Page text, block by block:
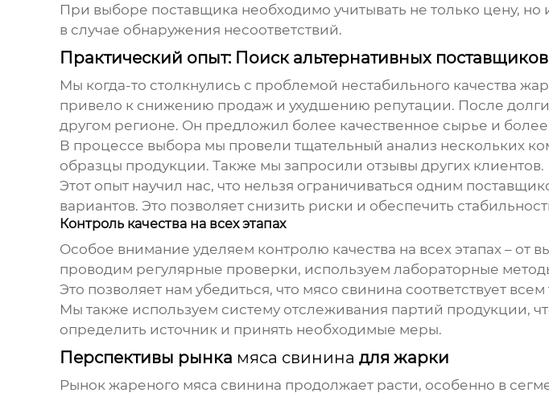
При выборе поставщика необходимо учитывать не только цену, но
в случае обнаружения несоответствий.
Практический опыт: Поиск альтернативных поставщиков
Мы когда-то столкнулись с проблемой нестабильного качества
привело к снижению продаж и ухудшению репутации. После
другом регионе. Он предложил более качественное сырье и более
В процессе выбора мы провели тщательный анализ нескольких
образцы продукции. Также мы запросили отзывы других клиентов.
Этот опыт научил нас, что нельзя ограничиваться одним
вариантов. Это позволяет снизить риски и обеспечить
Контроль качества на всех этапах
Особое внимание уделяем контролю качества на всех этапах –
проводим регулярные проверки, используем лабораторные
Это позволяет нам убедиться, что мясо свинина соответствует
Мы также используем систему отслеживания партий продукции,
определить источник и принять необходимые меры.
Перспективы рынка мяса свинина для жарки
Рынок жареного мяса свинина продолжает расти, особенно в